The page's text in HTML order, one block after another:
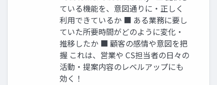
ている機能を、意図通りに・正しく
利用できているか ■ ある業務に要し
ていた所要時間がどのように変化・
推移したか ■ 顧客の感情や意図を把
握 これは、営業や CS担当者の日々の
活動・提案内容のレベルアップにも
効く！